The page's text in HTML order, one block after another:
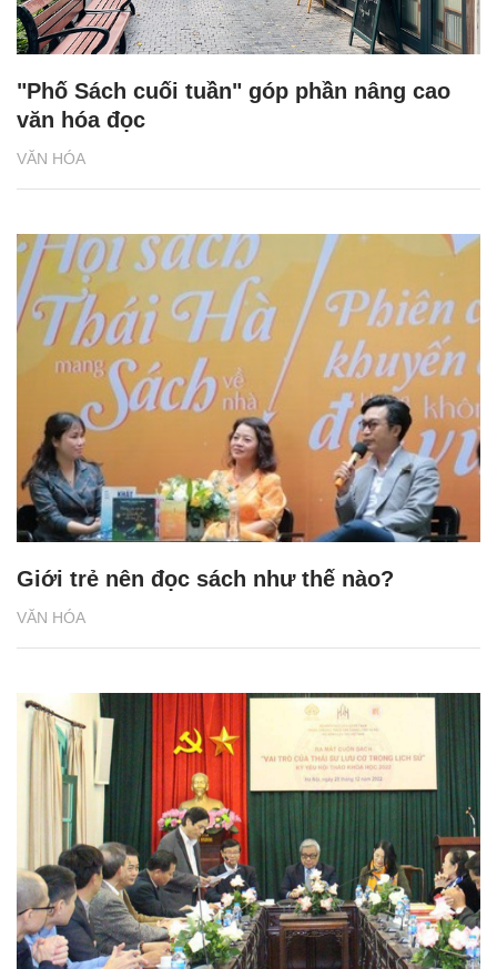
VĂN HÓA
"Phố Sách cuối tuần" góp phần nâng cao
văn hóa đọc
VĂN HÓA
Giới trẻ nên đọc sách như thế nào?